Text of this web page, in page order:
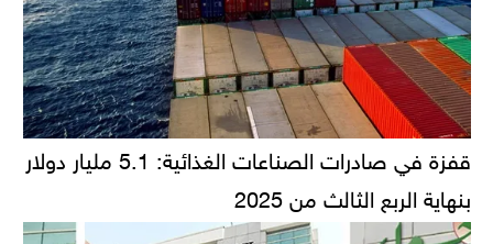
قفزة في صادرات الصناعات الغذائية: 5.1 مليار دولار
بنهاية الربع الثالث من 2025